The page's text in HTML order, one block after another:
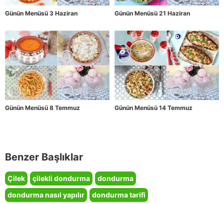
Günün Menüsü 3 Haziran Günün Menüsü 21 Haziran
Günün Menüsü 8 Temmuz Günün Menüsü 14 Temmuz
Benzer Başlıklar
Çilek çilekli dondurma
dondurma
dondurma nasıl yapılır
dondurma tarifi